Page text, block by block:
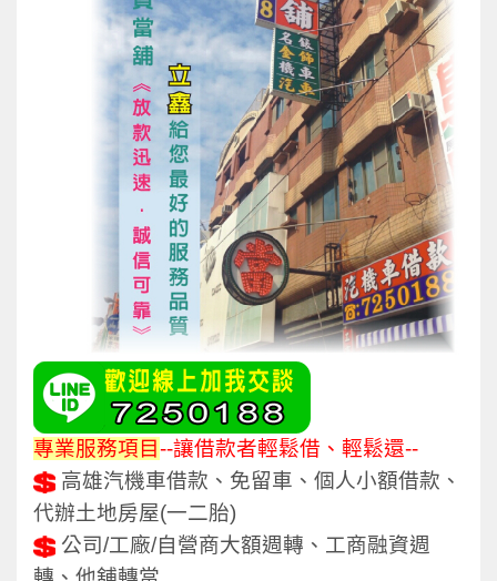
專業服務項目--讓借款者輕鬆借、輕鬆還--
高雄汽機車借款、免留車、個人小額借款、
代辦土地房屋(一二胎)
公司/工廠/自營商大額週轉、工商融資週